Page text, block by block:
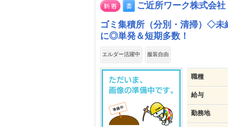
ご近所ワーク株式会社
ゴミ集積所（分別・清掃）◇未
に◎単発＆短期多数！
エルダー活躍中 服装自由
職種
給与
勤務地